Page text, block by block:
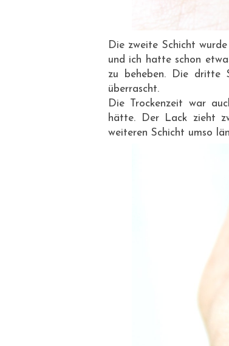
Die zweite Schicht
und ich hatte schon
zu beheben. Die dritte
überrascht.
Die Trockenzeit war
hätte. Der Lack zieht
weiteren Schicht umso